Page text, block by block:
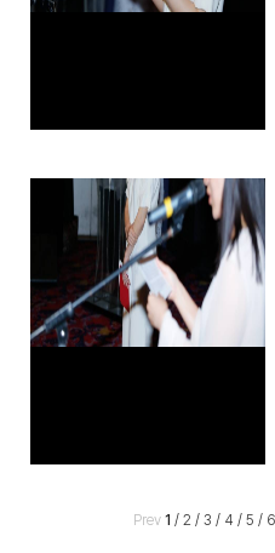
Prev 1 / 2/ 3 / 4 / 5 / 6